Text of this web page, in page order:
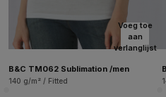
Voeg toe
aan
verlanglijst
B&C TM062 Sublimation /men
140 g/m² / Fitted